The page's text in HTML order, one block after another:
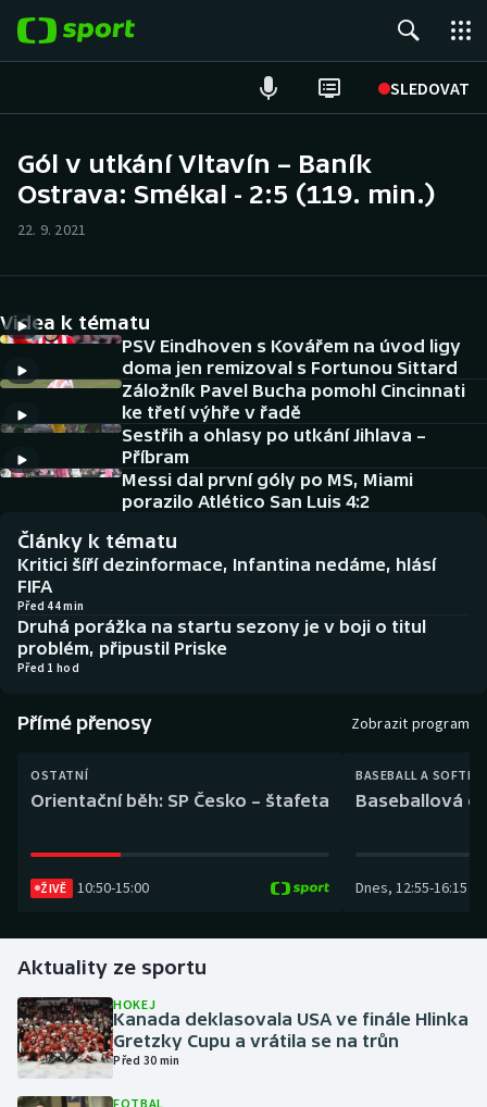
SLEDOVAT
Hokej
Cyklistika
DALŠÍ SPORTY
Americký fotbal
Baseball a softbal
Basketbal
Biatlon
Boby a skeleton
Box
Curling
Golf
Gymnastika
Házená
NEPŘEHLÉDNĚTE
Historické návraty
Aplikace ČT sport
AZ kvíz
Gól v utkání Vltavín – Baník
Ostrava: Smékal - 2:5 (119. min.)
22. 9. 2021
Videa k tématu
PSV Eindhoven s Kovářem na úvod ligy
doma jen remizoval s Fortunou Sittard
Záložník Pavel Bucha pomohl Cincinnati
ke třetí výhře v řadě
Sestřih a ohlasy po utkání Jihlava –
Příbram
Messi dal první góly po MS, Miami
porazilo Atlético San Luis 4:2
Články k tématu
Kritici šíří dezinformace, Infantina nedáme, hlásí
FIFA
Před 44 min
Druhá porážka na startu sezony je v boji o titul
problém, připustil Priske
Před 1 hod
Přímé přenosy Zobrazit program
OSTATNÍ
Orientační běh: SP Česko – štafeta
ŽIVĚ 10:50-15:00
BASEBALL A
Baseballová
Dnes, 12:55-16:15
Aktuality ze sportu
HOKEJ
Kanada deklasovala USA ve finále Hlinka
Gretzky Cupu a vrátila se na trůn
Před 30 min
FOTBAL